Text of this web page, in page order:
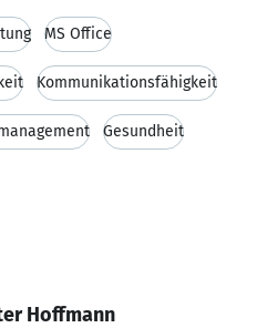
MS Office
Kommunikationsfähigkeit
Gesundheit
Hoffmann